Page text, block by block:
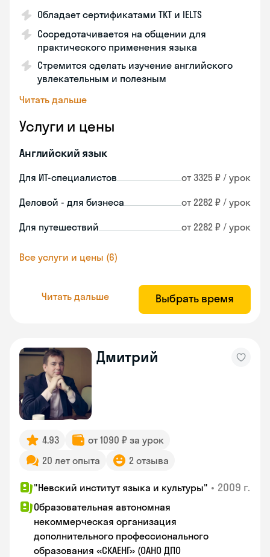
Обладает сертификатами TKT и IELTS
Сосредотачивается на общении для
практического применения языка
Стремится сделать изучение английского
увлекательным и полезным
Читать дальше
Услуги и цены
Английский язык
Для ИТ-специалистов от 3325 ₽ / урок
Деловой - для бизнеса от 2282 ₽ / урок
Для путешествий от 2282 ₽ / урок
Все услуги и цены (6)
Читать дальше Выбрать время
Дмитрий
4.93
от 1090 ₽ за урок
20 лет опыта
2 отзыва
"Невский институт языка и культуры" • 2009 г.
Образовательная автономная
некоммерческая организация
дополнительного профессионального
образования «СКАЕНГ» (ОАНО ДПО